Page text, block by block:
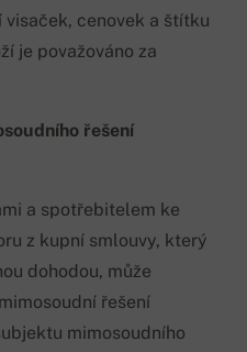
cenovek a štítku
je považováno za
řešení
a spotřebitelem ke
z kupní smlouvy, který
dohodou, může
řešení
mimosoudního